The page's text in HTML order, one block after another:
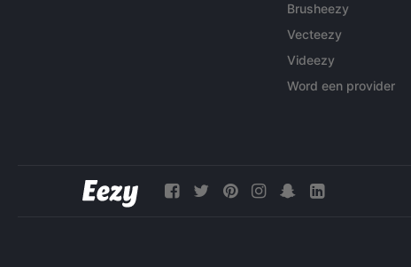
Brusheezy
Vecteezy
Videezy
Word een provider